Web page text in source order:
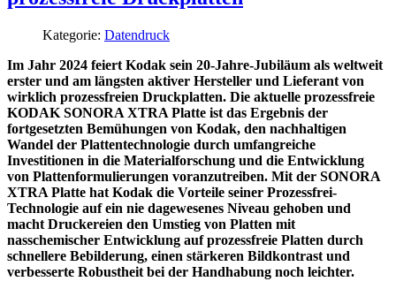
Kategorie: Datendruck
Im Jahr 2024 feiert Kodak sein 20-Jahre-Jubiläum als weltweit
erster und am längsten aktiver Hersteller und Lieferant von
wirklich prozessfreien Druckplatten. Die aktuelle prozessfreie
KODAK SONORA XTRA Platte ist das Ergebnis der
fortgesetzten Bemühungen von Kodak, den nachhaltigen
Wandel der Plattentechnologie durch umfangreiche
Investitionen in die Materialforschung und die Entwicklung
von Plattenformulierungen voranzutreiben. Mit der SONORA
XTRA Platte hat Kodak die Vorteile seiner Prozessfrei-
Technologie auf ein nie dagewesenes Niveau gehoben und
macht Druckereien den Umstieg von Platten mit
nasschemischer Entwicklung auf prozessfreie Platten durch
schnellere Bebilderung, einen stärkeren Bildkontrast und
verbesserte Robustheit bei der Handhabung noch leichter.